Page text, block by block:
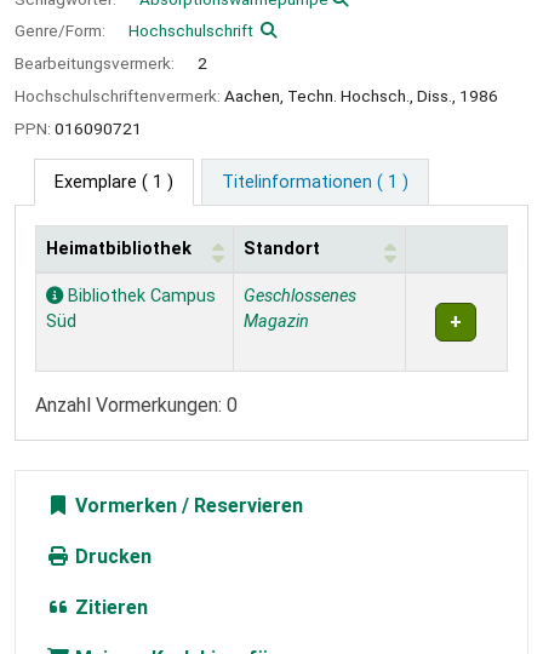
Genre/Form:
Hochschulschrift
Bearbeitungsvermerk:
2
Hochschulschriftenvermerk: Aachen, Techn. Hochsch., Diss., 1986
PPN: 016090721
Exemplare ( 1 ) Titelinformationen ( 1 )
Exemplare
Heimatbibliothek Standort
Bibliothek Campus
Süd
Geschlossenes
Magazin
Anzahl Vormerkungen: 0
Vormerken
Drucken
Zitieren